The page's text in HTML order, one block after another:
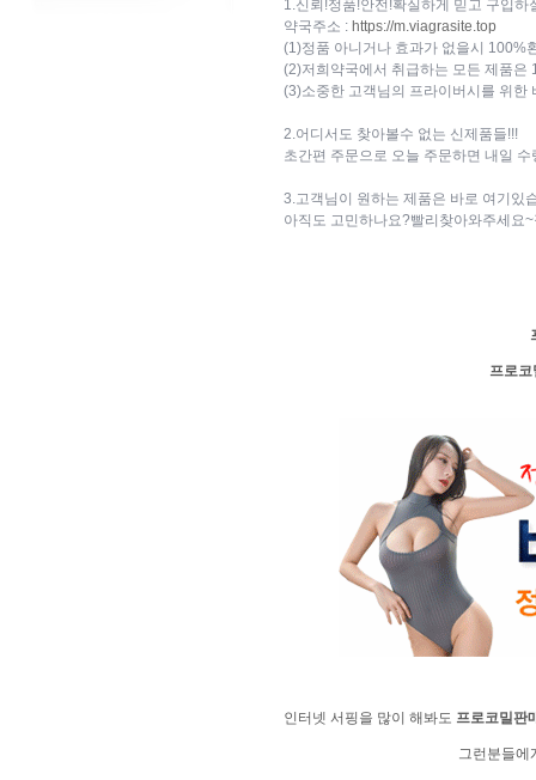
1.신뢰!정품!안전!확실하게 믿고 구입하
약국주소 : https://m.viagrasite.top
(1)정품 아니거나 효과가 없을시 100%
(2)저희약국에서 취급하는 모든 제품은
(3)소중한 고객님의 프라이버시를 위한
2.어디서도 찾아볼수 없는 신제품들!!!
초간편 주문으로 오늘 주문하면 내일 수
3.고객님이 원하는 제품은 바로 여기있
아직도 고민하나요?빨리찾아와주세요
프로
인터넷 서핑을 많이 해봐도 프로코밀판
그런분들에